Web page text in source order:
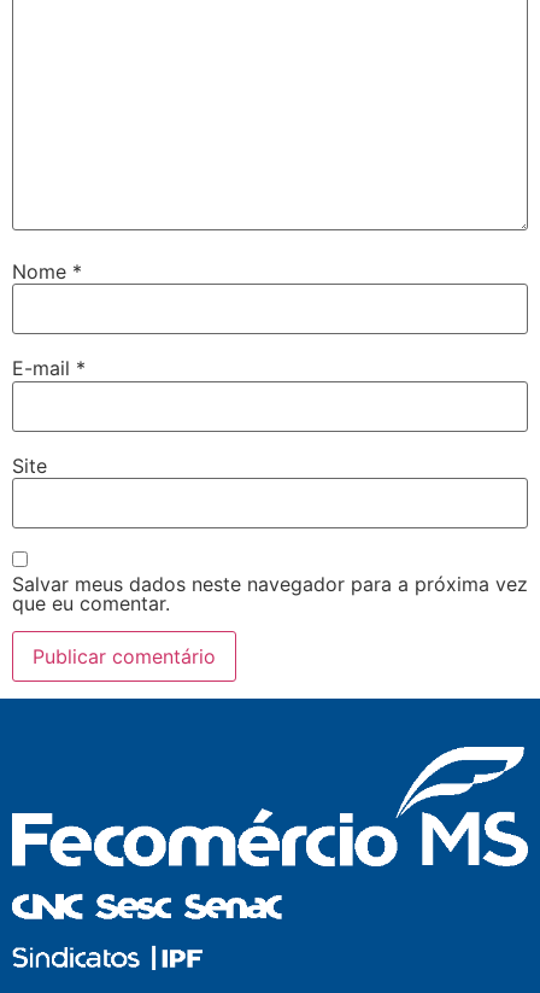
Nome *
E-mail *
Site
Salvar meus dados neste navegador para a próxima vez
que eu comentar.